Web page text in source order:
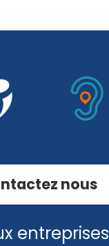
nous
entreprises